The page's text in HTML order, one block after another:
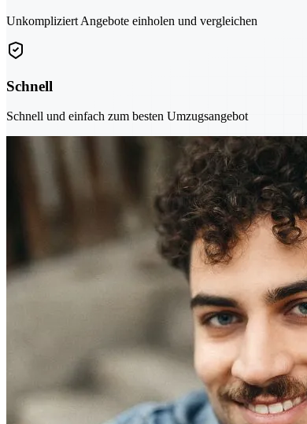
Unkompliziert Angebote einholen und vergleichen
Schnell
Schnell und einfach zum besten Umzugsangebot